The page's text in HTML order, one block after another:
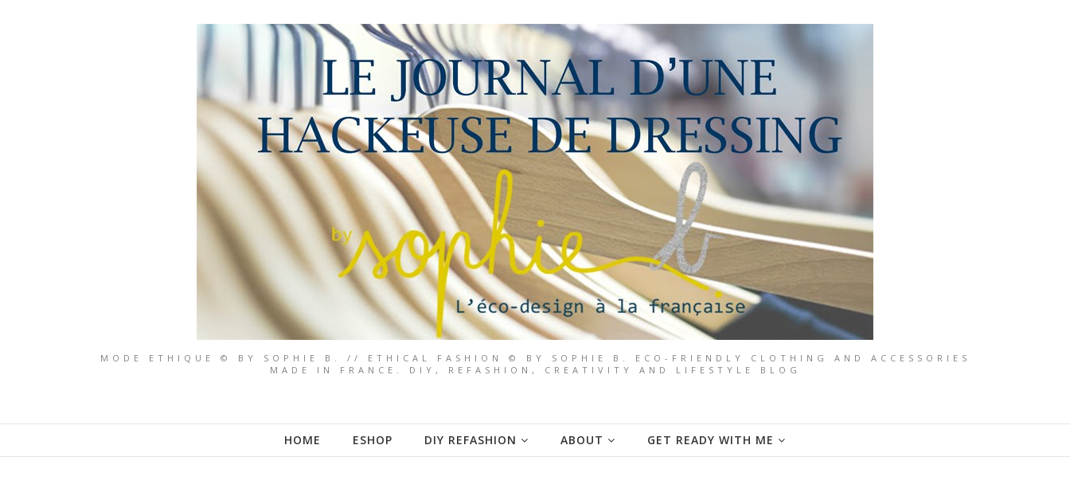
MODE ETHIQUE © BY SOPHIE B. // ETHICAL FASHION © BY SOPHIE B. ECO-FRIENDLY CLOTHING AND ACCESSORIES
MADE IN FRANCE. DIY, REFASHION, CREATIVITY AND LIFESTYLE BLOG
HOME ESHOP DIY REFASHION ABOUT GET READY WITH ME